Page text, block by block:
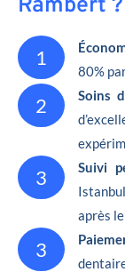
Rambert ?
1
80%
2 Soins
3 Suivi
après
3